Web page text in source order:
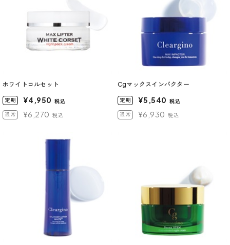
ホワイトコルセット
定期 ¥4,950 税込
通常 ¥6,270 税込
Cgマックスインパクター
定期 ¥5,540 税込
通常 ¥6,930 税込